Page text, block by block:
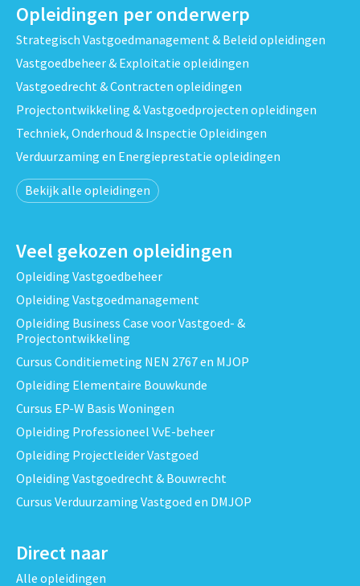
Opleidingen per onderwerp
Strategisch Vastgoedmanagement & Beleid opleidingen
Vastgoedbeheer & Exploitatie opleidingen
Vastgoedrecht & Contracten opleidingen
Projectontwikkeling & Vastgoedprojecten opleidingen
Techniek, Onderhoud & Inspectie Opleidingen
Verduurzaming en Energieprestatie opleidingen
Bekijk alle opleidingen
Veel gekozen opleidingen
Opleiding Vastgoedbeheer
Opleiding Vastgoedmanagement
Opleiding Business Case voor Vastgoed- &
Projectontwikkeling
Cursus Conditiemeting NEN 2767 en MJOP
Opleiding Elementaire Bouwkunde
Cursus EP-W Basis Woningen
Opleiding Professioneel VvE-beheer
Opleiding Projectleider Vastgoed
Opleiding Vastgoedrecht & Bouwrecht
Cursus Verduurzaming Vastgoed en DMJOP
Direct naar
Alle opleidingen